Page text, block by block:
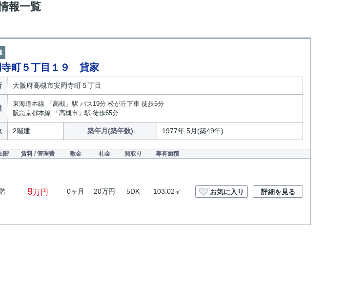
報一覧
寺町５丁目１９ 貸家
大阪府高槻市安岡寺町５丁目
東海道本線 「高槻」駅 バス19分 松が丘下車 徒歩5分
阪急京都本線 「高槻市」駅 徒歩65分
2階建 築年月(築年数) 1977年 5月(築49年)
階 賃料 / 管理費 敷金 礼金 間取り 専有面積
9万円 0ヶ月 20万円 5DK 103.02㎡ お気に入り 詳細を見る